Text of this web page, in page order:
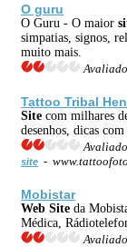
O guru
O Guru - O maior
simpatias, signos,
muito mais.
Tattoo Tribal
Site com milhares
desenhos, dicas
site -
Mobistar
Web Site da
Médica,